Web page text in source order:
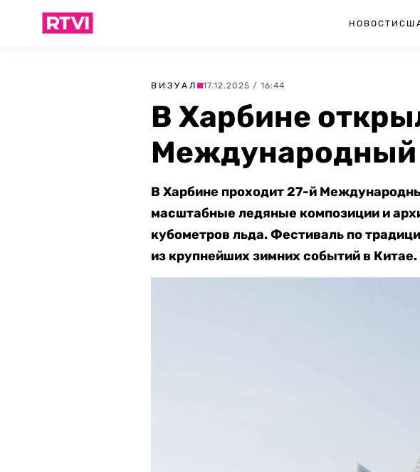
НОВОСТИ
ВИЗУАЛ 17.12.2025 / 16:44
В Харбине
Международный
В Харбине проходит 27-й
масштабные ледяные композиции и
кубометров льда. Фестиваль по
из крупнейших зимних событий в